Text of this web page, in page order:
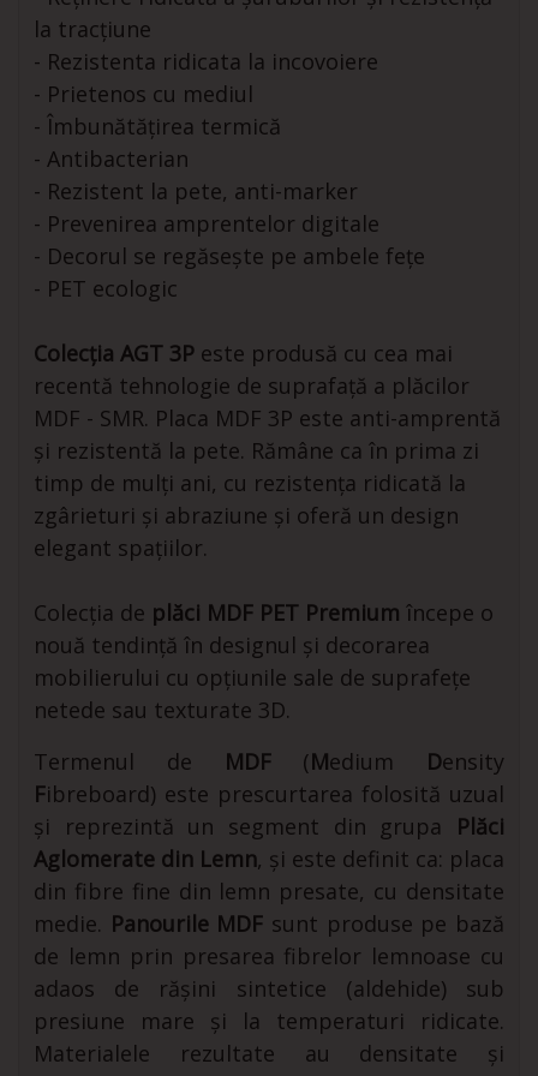
la tracțiune
- Rezistenta ridicata la incovoiere
- Prietenos cu mediul
- Îmbunătățirea termică
- Antibacterian
- Rezistent la pete, anti-marker
- Prevenirea amprentelor digitale
- Decorul se regăsește pe ambele fețe
- PET ecologic
Colecția AGT 3P este produsă cu cea mai
recentă tehnologie de suprafață a plăcilor
MDF - SMR. Placa MDF 3P este anti-amprentă
și rezistentă la pete. Rămâne ca în prima zi
timp de mulți ani, cu rezistența ridicată la
zgârieturi și abraziune și oferă un design
elegant spațiilor.
Colecția de plăci MDF PET Premium începe o
nouă tendință în designul și decorarea
mobilierului cu opțiunile sale de suprafețe
netede sau texturate 3D.
Termenul de
MDF(Medium Density
Fibreboard) este prescurtarea folosită uzual
și reprezintă un segment din grupa Plăci
Aglomerate din Lemn, și este definit ca: placa
din fibre fine din lemn presate, cu densitate
medie. Panourile MDF sunt produse pe bază
de lemn prin presarea fibrelor lemnoase cu
adaos de rășini sintetice (aldehide) sub
presiune mare și la temperaturi ridicate.
Materialele rezultate au densitate și